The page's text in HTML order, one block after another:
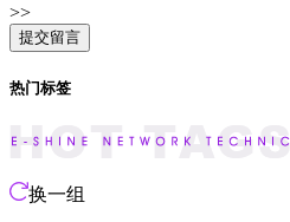
>>
热门标签
换一组